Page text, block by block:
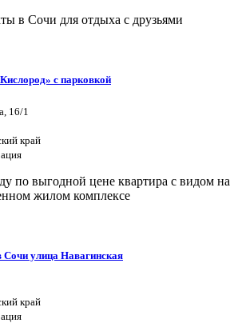
в Сочи для отдыха с друзьями
с парковкой
16/1
край
по выгодной цене квартира с видом на
жилом комплексе
Сочи улица Навагинская
край